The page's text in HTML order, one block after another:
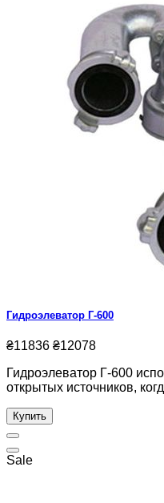
Гидроэлеватор Г-600
₴11836 ₴12078
Гидроэлеватор Г-600
открытых источников,
Купить
Sale